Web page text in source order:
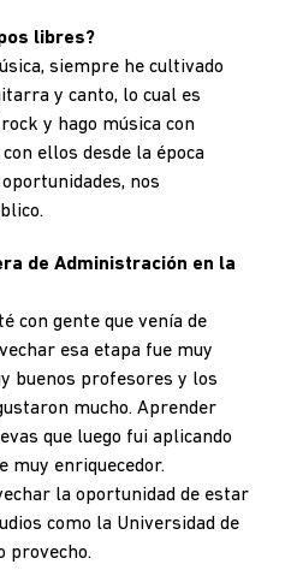
libres?
siempre he cultivado
y canto, lo cual es
y hago música con
ellos desde la época
nos
de Administración en la
con gente que venía de
esa etapa fue muy
buenos profesores y los
mucho. Aprender
que luego fui aplicando
muy enriquecedor.
la oportunidad de estar
como la Universidad de
provecho.